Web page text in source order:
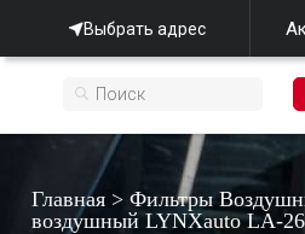
Выбрать адрес
Главная >Фильтры
воздушный LYNXauto LA-